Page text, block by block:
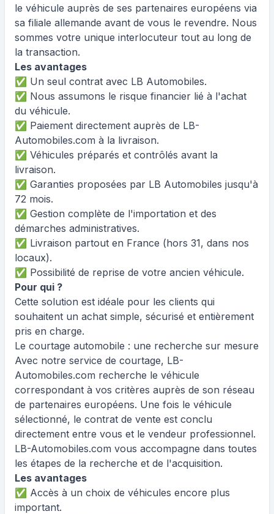
le véhicule auprès de ses partenaires européens via
sa filiale allemande avant de vous le revendre. Nous
sommes votre unique interlocuteur tout au long de
la transaction.
Les avantages
✅ Un seul contrat avec LB Automobiles.
✅ Nous assumons le risque financier lié à l'achat
du véhicule.
✅ Paiement directement auprès de LB-
Automobiles.com à la livraison.
✅ Véhicules préparés et contrôlés avant la
livraison.
✅ Garanties proposées par LB Automobiles jusqu'à
72 mois.
✅ Gestion complète de l'importation et des
démarches administratives.
✅ Livraison partout en France (hors 31, dans nos
locaux).
✅ Possibilité de reprise de votre ancien véhicule.
Pour qui ?
Cette solution est idéale pour les clients qui
souhaitent un achat simple, sécurisé et entièrement
pris en charge.
Le courtage automobile : une recherche sur mesure
Avec notre service de courtage, LB-
Automobiles.com recherche le véhicule
correspondant à vos critères auprès de son réseau
de partenaires européens. Une fois le véhicule
sélectionné, le contrat de vente est conclu
directement entre vous et le vendeur professionnel.
LB-Automobiles.com vous accompagne dans toutes
les étapes de la recherche et de l'acquisition.
Les avantages
✅ Accès à un choix de véhicules encore plus
important.